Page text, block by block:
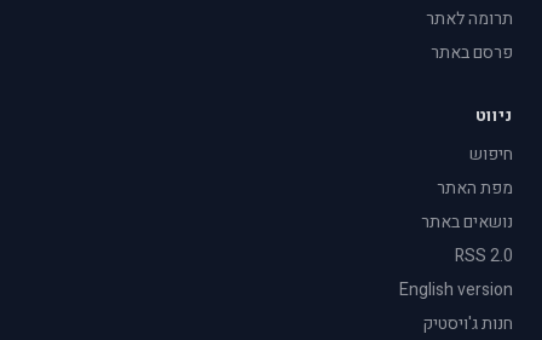
תרומה לאתר
פרסם באתר
ניווט
חיפוש
מפת האתר
נושאים באתר
RSS 2.0
English version
חנות ג'ויסטיק